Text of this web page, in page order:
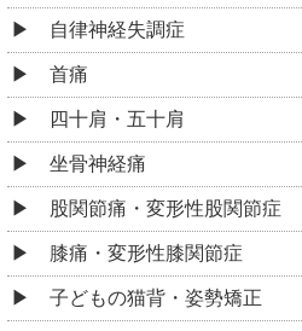
自律神経失調症
首痛
四十肩・五十肩
坐骨神経痛
股関節痛・変形性股関節症
膝痛・変形性膝関節症
子どもの猫背・姿勢矯正